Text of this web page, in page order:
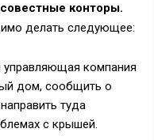
конторы.
делать следующее:
управляющая компания
дом, сообщить о
туда
с крышей.